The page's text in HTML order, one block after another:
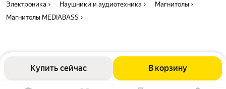
Купить сейчас В корзину
отрегулировать воспроизведение в соответствии со своими
предпочтениями. Интерфейс операционной системы Магнитола 9
Электроника Наушники и аудиотехника
Магнитолы
Магнитолы MEDIABASS